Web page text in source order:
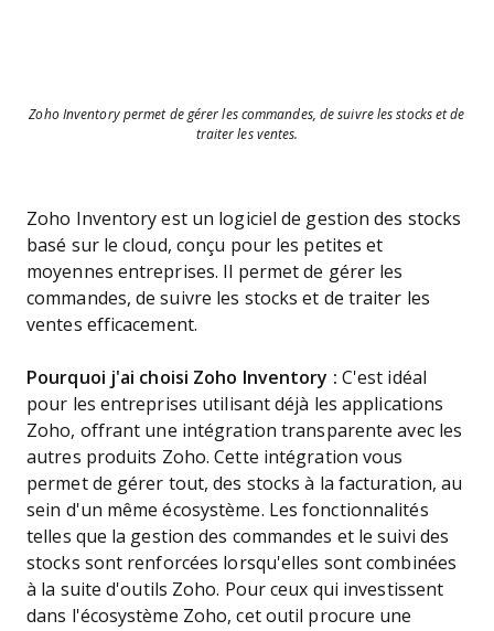
Zoho Inventory permet de gérer les commandes, de suivre les stocks et de
traiter les ventes.
Zoho Inventory est un logiciel de gestion des stocks
basé sur le cloud, conçu pour les petites et
moyennes entreprises. Il permet de gérer les
commandes, de suivre les stocks et de traiter les
ventes efficacement.
Pourquoi j'ai choisi Zoho Inventory : C'est idéal
pour les entreprises utilisant déjà les applications
Zoho, offrant une intégration transparente avec les
autres produits Zoho. Cette intégration vous
permet de gérer tout, des stocks à la facturation, au
sein d'un même écosystème. Les fonctionnalités
telles que la gestion des commandes et le suivi des
stocks sont renforcées lorsqu'elles sont combinées
à la suite d'outils Zoho. Pour ceux qui investissent
dans l'écosystème Zoho, cet outil procure une